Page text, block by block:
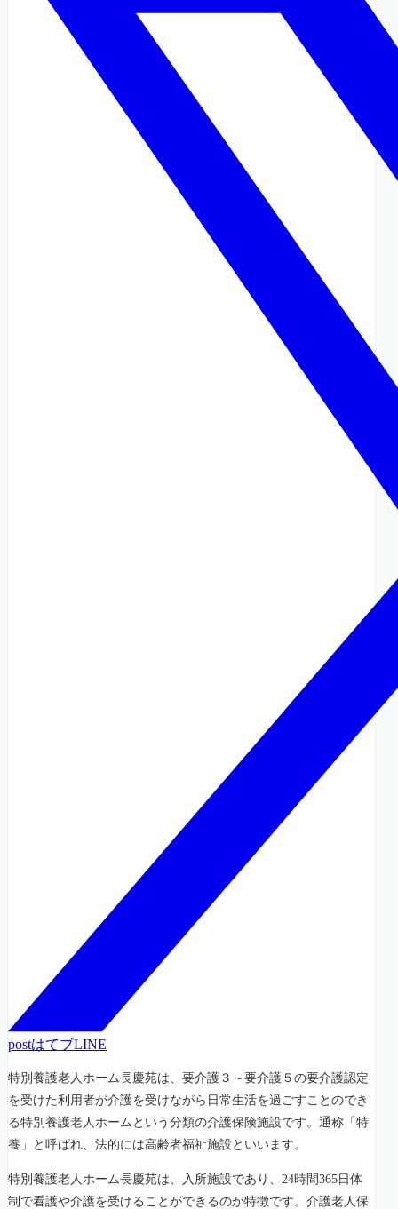
postはてブLINE
特別養護老人ホーム長慶苑は、要介護３～要介護５の要介護認定
を受けた利用者が介護を受けながら日常生活を過ごすことのでき
る特別養護老人ホームという分類の介護保険施設です。通称「特
養」と呼ばれ、法的には高齢者福祉施設といいます。
特別養護老人ホーム長慶苑は、入所施設であり、24時間365日体
制で看護や介護を受けることができるのが特徴です。介護老人保